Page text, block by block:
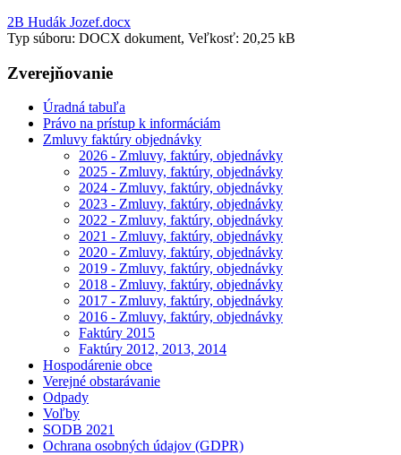
2B Hudák Jozef.docx
Typ súboru: DOCX dokument, Veľkosť: 20,25 kB
Zverejňovanie
Úradná tabuľa
Právo na prístup k informáciám
Zmluvy faktúry objednávky
2026 - Zmluvy, faktúry, objednávky
2025 - Zmluvy, faktúry, objednávky
2024 - Zmluvy, faktúry, objednávky
2023 - Zmluvy, faktúry, objednávky
2022 - Zmluvy, faktúry, objednávky
2021 - Zmluvy, faktúry, objednávky
2020 - Zmluvy, faktúry, objednávky
2019 - Zmluvy, faktúry, objednávky
2018 - Zmluvy, faktúry, objednávky
2017 - Zmluvy, faktúry, objednávky
2016 - Zmluvy, faktúry, objednávky
Faktúry 2015
Faktúry 2012, 2013, 2014
Hospodárenie obce
Verejné obstarávanie
Odpady
Voľby
SODB 2021
Ochrana osobných údajov (GDPR)